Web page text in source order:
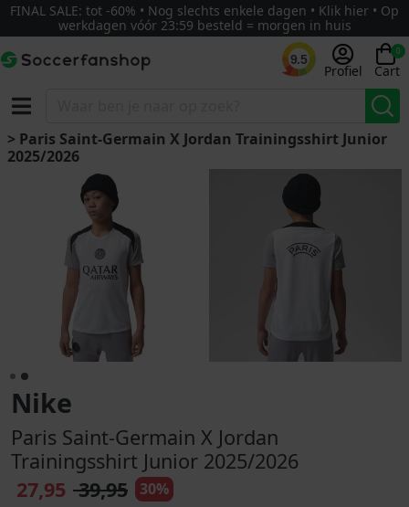
FINAL SALE: tot -60% • Nog slechts enkele dagen • Klik hier • Op
werkdagen vóór 23:59 besteld = morgen in huis
9.5
Profiel
0
Cart
> Paris Saint-Germain X Jordan Trainingsshirt Junior
2025/2026
Nike
Paris Saint-Germain X Jordan
Trainingsshirt Junior 2025/2026
27,95 39,95 30%